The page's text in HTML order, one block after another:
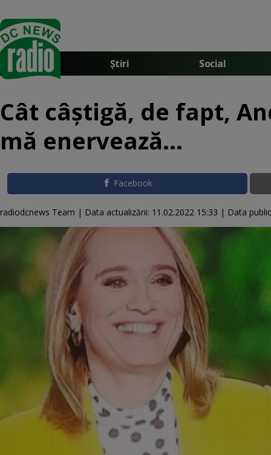
Știri Social
Cât câștigă, de fapt,
mă enervează...
Facebook
radiodcnews Team | Data actualizării: 11.02.2022 15:33 | Data